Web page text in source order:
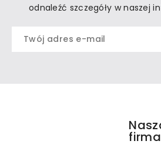
odnaleźć szczegóły w naszej
firma